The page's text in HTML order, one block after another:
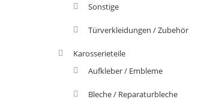
Sonstige
Türverkleidungen / Zubehör
Karosserieteile
Aufkleber / Embleme
Bleche / Reparaturbleche